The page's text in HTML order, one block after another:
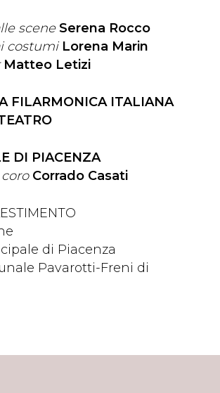
scene Serena Rocco
costumi Lorena Marin
Matteo Letizi
FILARMONICA ITALIANA
DI PIACENZA
Corrado Casati
di Piacenza
Pavarotti-Freni di